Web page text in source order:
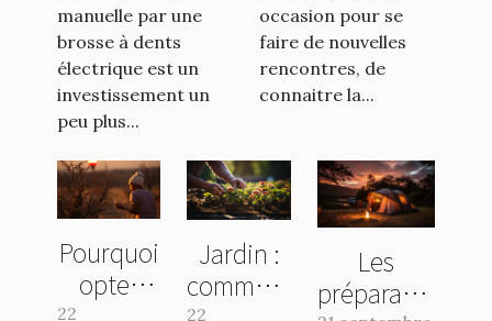
manuelle par une
brosse à dents
électrique est un
investissement un
peu plus...
occasion pour se
faire de nouvelles
rencontres, de
connaitre la...
Pourquoi
opter
22
Jardin :
comment
22
Les
préparatifs